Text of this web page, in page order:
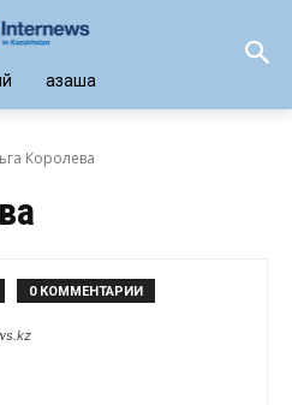
қазақша
Королева
0 КОММЕНТАРИИ